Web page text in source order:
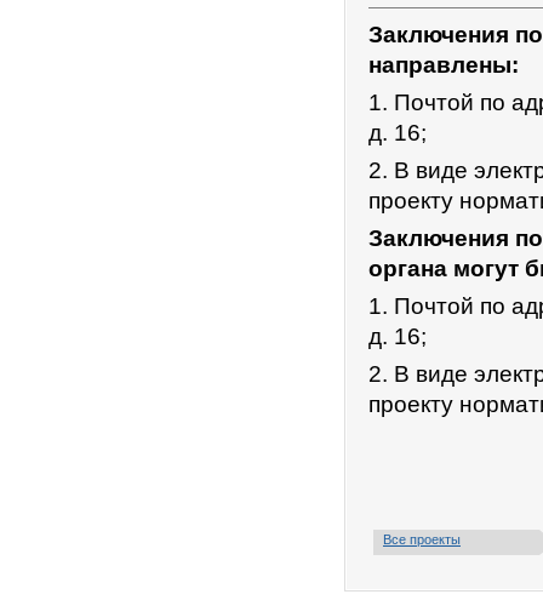
Заключения
направлены:
1. Почтой по
д. 16;
2. В виде
проекту
Заключения
органа могут
1. Почтой по
д. 16;
2. В виде
проекту
Все проекты